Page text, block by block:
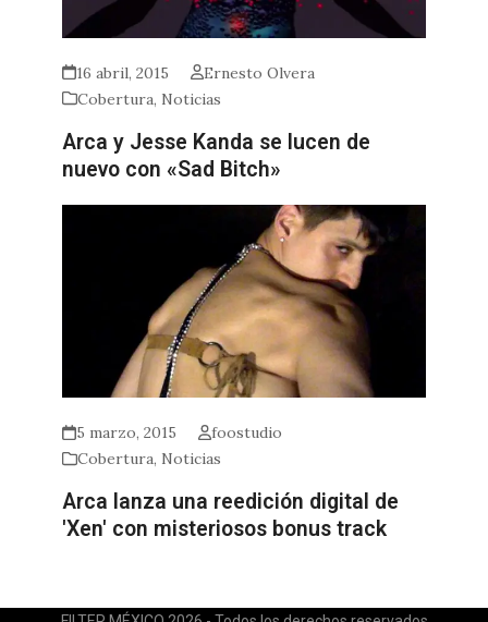
16 abril, 2015
Ernesto Olvera
Cobertura, Noticias
Arca y Jesse Kanda se lucen de
nuevo con «Sad Bitch»
5 marzo, 2015
foostudio
Cobertura, Noticias
Arca lanza una reedición digital de
'Xen' con misteriosos bonus track